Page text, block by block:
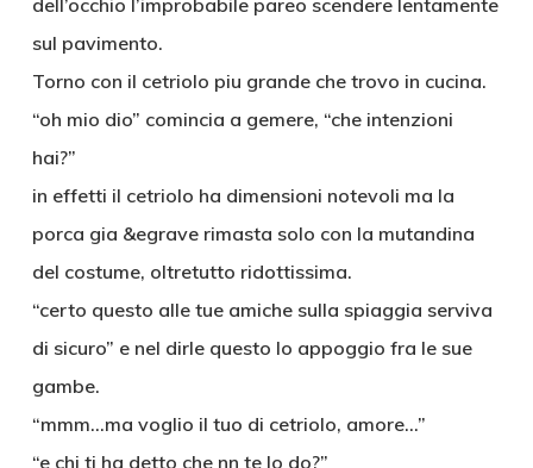
dell’occhio l’improbabile pareo scendere lentamente
sul pavimento.
Torno con il cetriolo piu grande che trovo in cucina.
“oh mio dio” comincia a gemere, “che intenzioni
hai?”
in effetti il cetriolo ha dimensioni notevoli ma la
porca gia &egrave rimasta solo con la mutandina
del costume, oltretutto ridottissima.
“certo questo alle tue amiche sulla spiaggia serviva
di sicuro” e nel dirle questo lo appoggio fra le sue
gambe.
“mmm…ma voglio il tuo di cetriolo, amore…”
“e chi ti ha detto che nn te lo do?”